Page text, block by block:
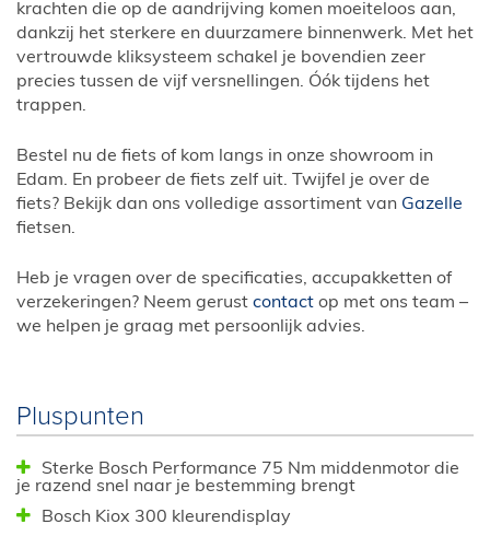
krachten die op de aandrijving komen moeiteloos aan,
dankzij het sterkere en duurzamere binnenwerk. Met het
vertrouwde kliksysteem schakel je bovendien zeer
precies tussen de vijf versnellingen. Óók tijdens het
trappen.
Bestel nu de fiets of kom langs in onze showroom in
Edam. En probeer de fiets zelf uit. Twijfel je over de
fiets? Bekijk dan ons volledige assortiment van Gazelle
fietsen.
Heb je vragen over de specificaties, accupakketten of
verzekeringen? Neem gerust contact op met ons team –
we helpen je graag met persoonlijk advies.
Pluspunten
Sterke Bosch Performance 75 Nm middenmotor die
je razend snel naar je bestemming brengt
Bosch Kiox 300 kleurendisplay